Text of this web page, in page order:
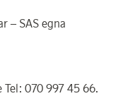
– SAS egna
Tel: 070 997 45 66.